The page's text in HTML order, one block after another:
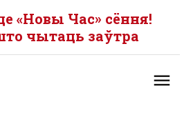
«Новы Час» сёння!
чытаць заўтра